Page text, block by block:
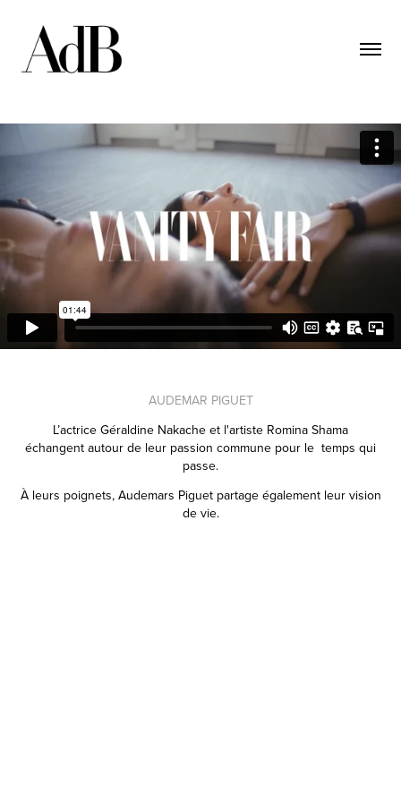
AUDEMAR PIGUET
L’actrice Géraldine Nakache et l'artiste Romina Shama
échangent autour de leur passion commune pour le temps qui
passe.
À leurs poignets, Audemars Piguet partage également leur vision
de vie.